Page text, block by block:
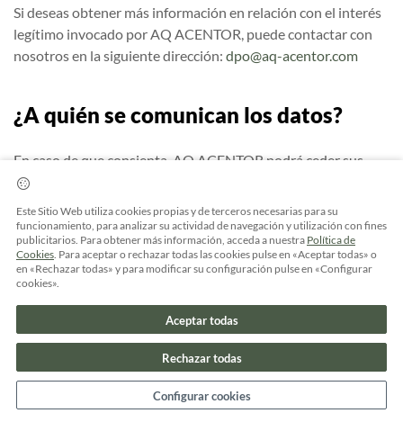
Si deseas obtener más información en relación con el interés
legítimo invocado por AQ ACENTOR, puede contactar con
nosotros en la siguiente dirección: dpo@aq-acentor.com
¿A quién se comunican los datos?
En caso de que consienta, AQ ACENTOR podrá ceder sus
datos a terceras entidades que prestan servicios
relacionados con el hogar para que éstas puedan enviarle
información comercial acerca de sus productos o servicios.
Del mismo modo, respecto al resto de tratamientos distintos
a la publicidad de terceros, AQ ACENTOR informa que, los
datos pueden ser comunicados a los siguientes destinatarios:
Autoridades nacionales o internacionales
competentes, incluyendo órganos judiciales,
organismos reguladores y supervisores y Cuerpos y
Fuerzas de Seguridad del Estado.
Este Sitio Web utiliza cookies propias y de terceros necesarias para su
funcionamiento, para analizar su actividad de navegación y utilización con fines
publicitarios. Para obtener más información, acceda a nuestra Política de
Cookies. Para aceptar o rechazar todas las cookies pulse en «Aceptar todas» o
en «Rechazar todas» y para modificar su configuración pulse en «Configurar
cookies».
Aceptar todas
Rechazar todas
Configurar cookies